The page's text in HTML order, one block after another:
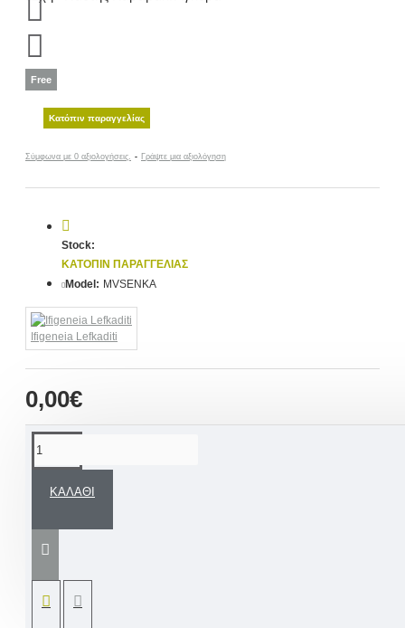
Free
Κατόπιν παραγγελίας
Σύμφωνα με 0 αξιολογήσεις. - Γράψτε μια αξιολόγηση
0,00€
Stock:
ΚΑΤΌΠΙΝ ΠΑΡΑΓΓΕΛΊΑΣ
Model: MVSENKA
Ifigeneia Lefkaditi
ΚΑΛΆΘΙ
σουβερ με προσωπική σας ευχή, αλλά και όνομα
το οποίο σχεδιάζουμε αποκλειστικά για εσάς